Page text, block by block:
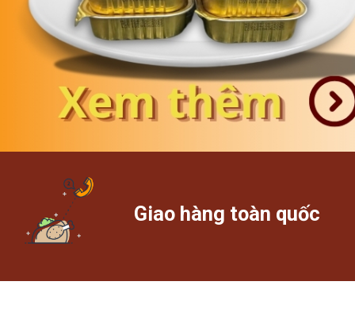
Giao hàng toàn quốc